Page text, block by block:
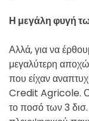
Η μεγάλη φυγή
Αλλά, για να
μεγαλύτερη
που είχαν
Credit Agricole. Οι
το ποσό των 3